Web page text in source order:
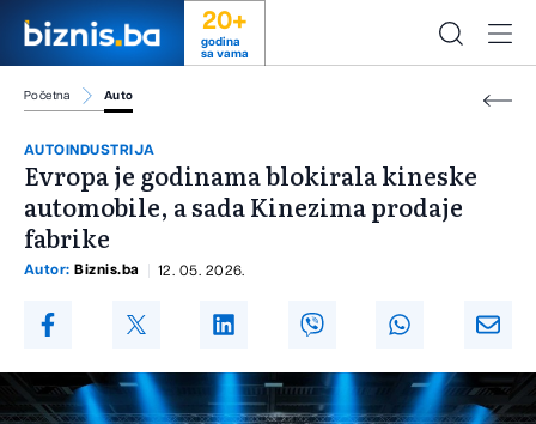
20+
godina
sa vama
Početna Auto
AUTOINDUSTRIJA
Evropa je godinama blokirala kineske
automobile, a sada Kinezima prodaje
fabrike
Autor: Biznis.ba 12. 05. 2026.